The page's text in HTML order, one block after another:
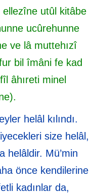
ellezîne utûl kitâbe
ucûrehunne
ve lâ muttehızî
bil îmâni fe kad
âhıreti minel
helâl kılındı.
size helâl,
helâldir. Mü’min
önce kendilerine
kadınlar da,